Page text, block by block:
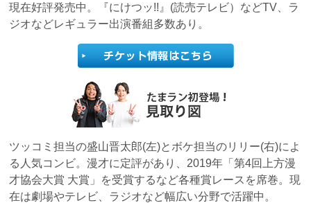
現在好評発売中。『にけつッ!!』(読売テレビ）などTV、ラ
ジオなどレギュラー出演番組多数あり。
ツッコミ担当の盛山晋太郎(左)とボケ担当のリリー(右)によ
る人気コンビ。漫才に定評があり、2019年「第4回上方漫
才協会大賞 大賞」を受賞するなど各種賞レースを席巻。現
在は劇場やテレビ、ラジオなど幅広い分野で活躍中。